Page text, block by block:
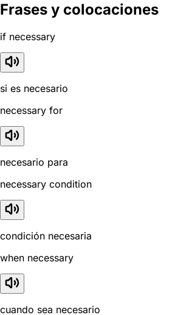
Frases y colocaciones
if necessary
si es necesario
necessary for
necesario para
necessary condition
condición necesaria
when necessary
cuando sea necesario